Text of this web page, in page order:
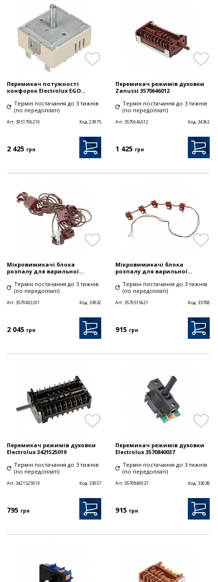
Перемикач потужності
конфорок Electrolux EGO...
Термін постачання до 3 тижнів
(по передоплаті)
Art: 3051706210 Код:23975
2 425 грн
Перемикач режимів духовки
Zanussi 3570646012
Термін постачання до 3 тижнів
(по передоплаті)
Art: 3570646012 Код: 34362
1 425 грн
Мікровимикачі блока
розпалу для варильної...
Термін постачання до 3 тижнів
(по передоплаті)
Art: 3570492201 Код: 33832
2 045 грн
Мікровимикачі блока
розпалу для варильної...
Термін постачання до 3 тижнів
(по передоплаті)
Art: 3570515621 Код: 33788
915 грн
Перемикач режимів духовки
Electrolux 3421525019
Термін постачання до 3 тижнів
(по передоплаті)
Art: 3421525019 Код: 33057
795 грн
Перемикач режимів духовки
Electrolux 3570840037
Термін постачання до 3 тижнів
(по передоплаті)
Art: 3570840037 Код: 33038
915 грн